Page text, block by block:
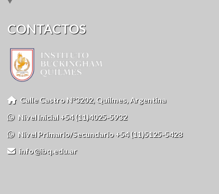
CONTACTOS
Calle Castro N°3202, Quilmes, Argentina
Nivel Inicial +54 (11)4025-5932
Nivel Primario/Secundario +54 (11)5125-5428
info@ibq.edu.ar